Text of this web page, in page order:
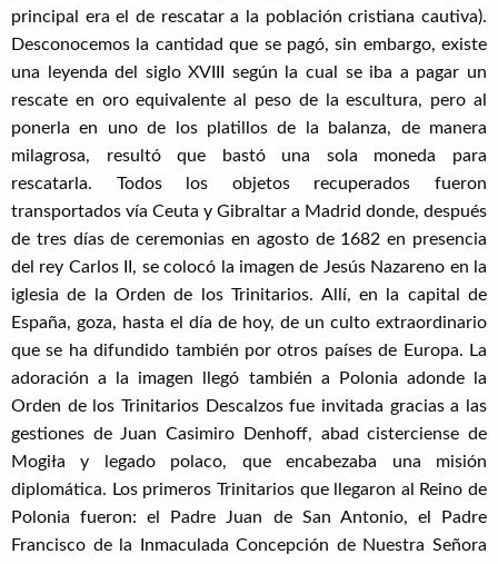
principal era el de rescatar a la población cristiana cautiva).
Desconocemos la cantidad que se pagó, sin embargo, existe
una leyenda del siglo XVIII según la cual se iba a pagar un
rescate en oro equivalente al peso de la escultura, pero al
ponerla en uno de los platillos de la balanza, de manera
milagrosa, resultó que bastó una sola moneda para
rescatarla. Todos los objetos recuperados fueron
transportados vía Ceuta y Gibraltar a Madrid donde, después
de tres días de ceremonias en agosto de 1682 en presencia
del rey Carlos II, se colocó la imagen de Jesús Nazareno en la
iglesia de la Orden de los Trinitarios. Allí, en la capital de
España, goza, hasta el día de hoy, de un culto extraordinario
que se ha difundido también por otros países de Europa. La
adoración a la imagen llegó también a Polonia adonde la
Orden de los Trinitarios Descalzos fue invitada gracias a las
gestiones de Juan Casimiro Denhoff, abad cisterciense de
Mogiła y legado polaco, que encabezaba una misión
diplomática. Los primeros Trinitarios que llegaron al Reino de
Polonia fueron: el Padre Juan de San Antonio, el Padre
Francisco de la Inmaculada Concepción de Nuestra Señora